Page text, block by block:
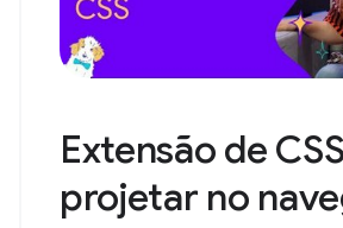
Extensão de
projetar no